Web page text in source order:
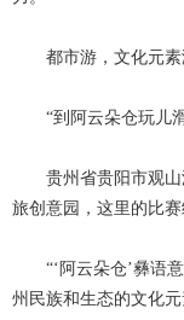
都市游，文化元
“到阿云朵仓玩儿
贵州省贵阳市观
旅创意园，这里的比
“‘阿云朵仓’彝语
州民族和生态的文化